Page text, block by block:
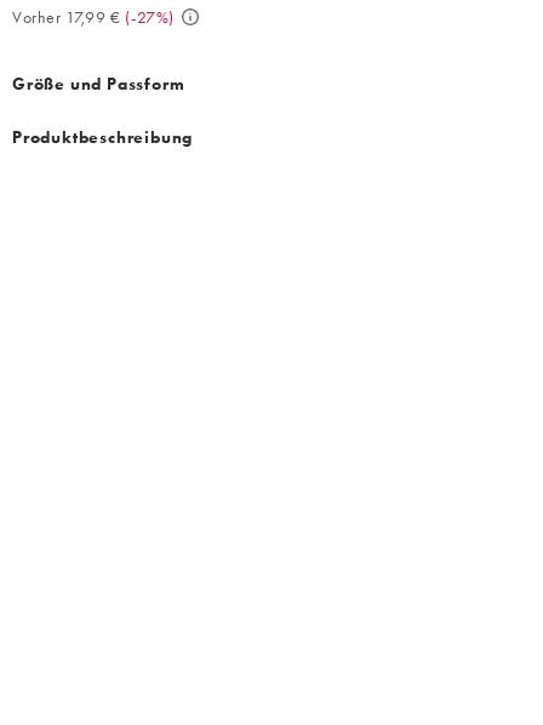
Vorher 17,99 € (-27%)
Größe und Passform
Produktbeschreibung